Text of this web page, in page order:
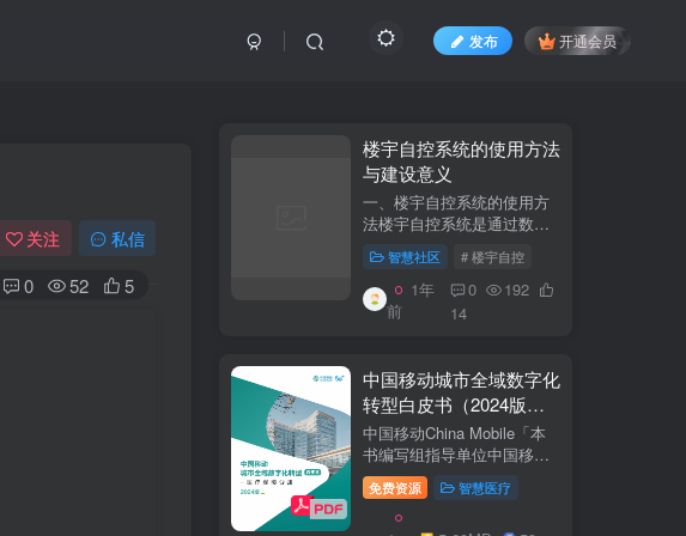
发布 开通会员
关注 私信
0 52 5
​​楼宇自控系统的使用方法
与建设意义​
一、楼宇自控系统的使用方
法​​楼宇自控系统是通过数字
化、自动化技术对建筑内机
电设备（如暖通空调、照
明、电梯、给排水等）进行
集中监控、管理和优化运行
智慧社区 # 楼宇自控
1年
前
0
192
14
中国移动城市全域数字化
转型白皮书（2024版）-
医疗保障分册
中国移动China Mobile「本
书编写组指导单位中国移动
集团公司政企事业部编写单
位中移系统集成有限公司主
编李双佶、丁静、杨勇、赵
免费资源 智慧医疗